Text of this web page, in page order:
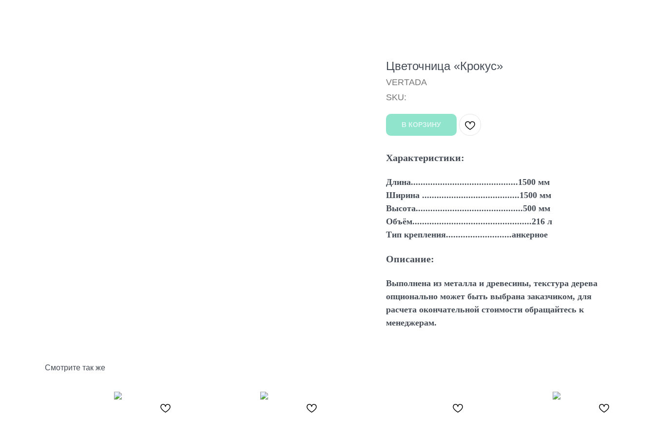
Цветочница «Крокус»
VERTADA
SKU:
В КОРЗИНУ
Характеристики:
Длина............................................1500 мм
Ширина ........................................1500 мм
Высота............................................500 мм
Объём.................................................216 л
Тип крепления...........................анкерное
Описание:
Выполнена из металла и древесины, текстура дерева
опционально может быть выбрана заказчиком, для
расчета окончательной стоимости обращайтесь к
менеджерам.
Смотрите так же